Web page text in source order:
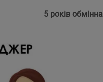
5 років обмінна